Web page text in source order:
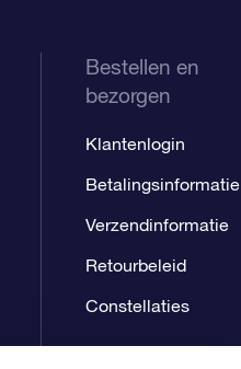
Bestellen en
bezorgen
Klantenlogin
Betalingsinformatie
Verzendinformatie
Retourbeleid
Constellaties